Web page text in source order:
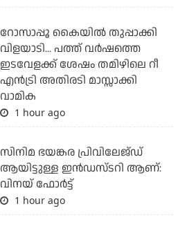
റോസാപ്പൂ കൈയില്‍ തുപ്പാക്കി
വിളയാടി... പത്ത് വര്‍ഷത്തെ
ഇടവേളക്ക് ശേഷം തമിഴിലെ റീ
എന്‍ട്രി അതിരടി മാസ്സാക്കി
വാമിക
1 hour ago
സിനിമ ഭയങ്കര പ്രിവിലേജ്ഡ്
ആയിട്ടുള്ള ഇൻഡസ്ടറി ആണ്:
വിനയ് ഫോർട്ട്
1 hour ago